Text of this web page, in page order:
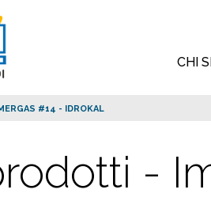
CHI
#14 - IDROKAL
-